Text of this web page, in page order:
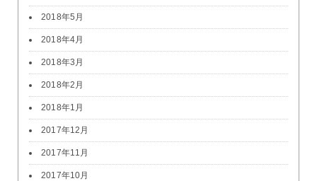
2018年5月
2018年4月
2018年3月
2018年2月
2018年1月
2017年12月
2017年11月
2017年10月